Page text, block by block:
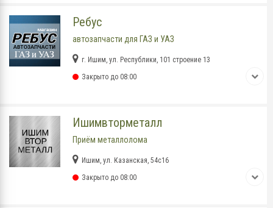
Ребус
автозапчасти для ГАЗ и УАЗ
г. Ишим, ул. Республики, 101 строение 13
Закрыто до 08:00
Ишимвторметалл
Приём металлолома
Ишим, ул. Казанская, 54с16
Закрыто до 08:00